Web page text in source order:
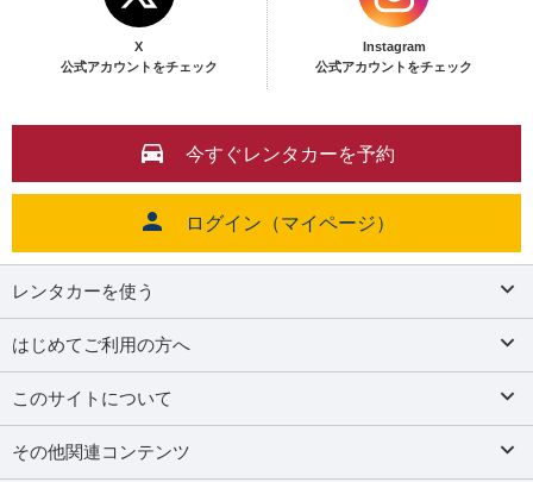
X
公式アカウントをチェック
Instagram
公式アカウントをチェック
今すぐレンタカーを予約
ログイン（マイページ）
レンタカーを使う
はじめてご利用の方へ
このサイトについて
その他関連コンテンツ